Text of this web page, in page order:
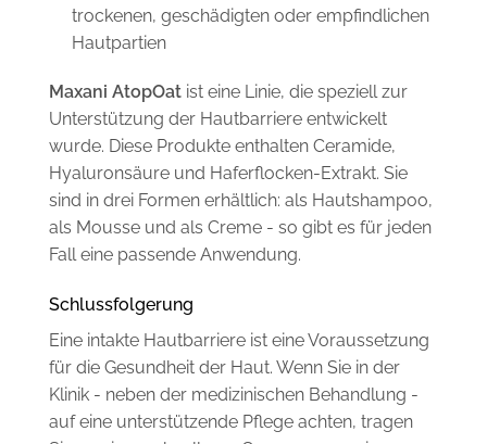
trockenen, geschädigten oder empfindlichen
Hautpartien
Maxani AtopOat ist eine Linie, die speziell zur
Unterstützung der Hautbarriere entwickelt
wurde. Diese Produkte enthalten Ceramide,
Hyaluronsäure und Haferflocken-Extrakt. Sie
sind in drei Formen erhältlich: als Hautshampoo,
als Mousse und als Creme - so gibt es für jeden
Fall eine passende Anwendung.
Schlussfolgerung
Eine intakte Hautbarriere ist eine Voraussetzung
für die Gesundheit der Haut. Wenn Sie in der
Klinik - neben der medizinischen Behandlung -
auf eine unterstützende Pflege achten, tragen